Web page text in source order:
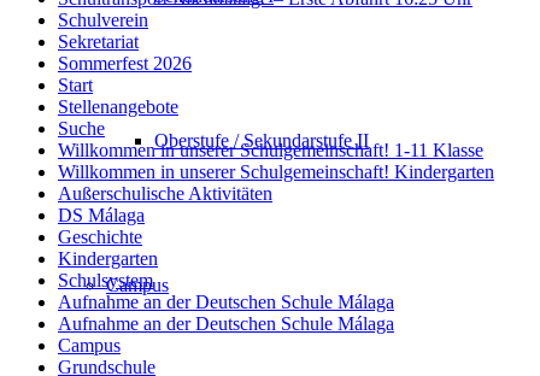
Oberstufe / Sekundarstufe II
Campus
Schulverein
Sekretariat
Sommerfest 2026
Start
Stellenangebote
Suche
Willkommen in unserer Schulgemeinschaft! 1-11 Klasse
Willkommen in unserer Schulgemeinschaft! Kindergarten
Außerschulische Aktivitäten
DS Málaga
Geschichte
Kindergarten
Schulsystem
Aufnahme an der Deutschen Schule Málaga
Aufnahme an der Deutschen Schule Málaga
Campus
Grundschule